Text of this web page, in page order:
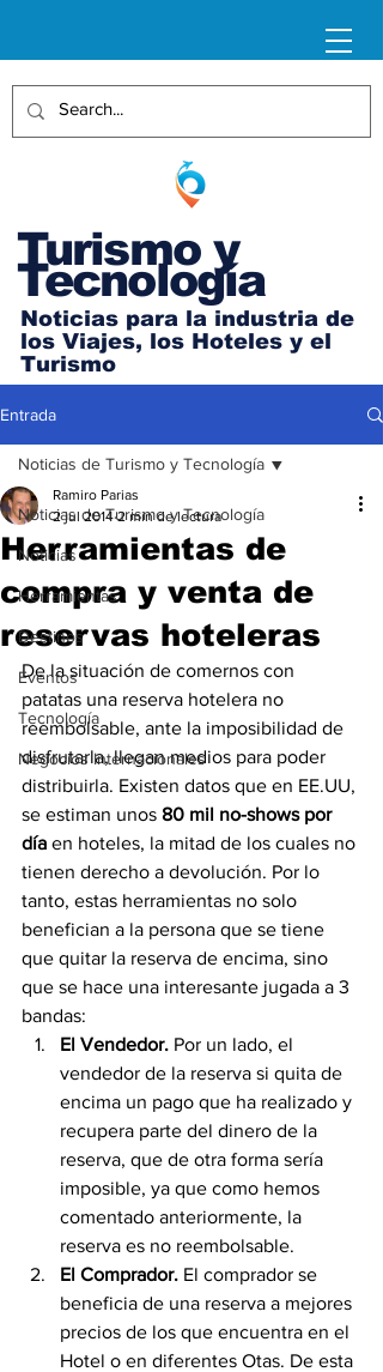
Turismo y
Tecnología
Noticias para la industria de
los Viajes, los Hoteles y el
Turismo
Entrada
Noticias de Turismo y Tecnología
Noticias
Herramientas
Destinos
Eventos
Tecnología
Negocios Internacionales
Noticias de Turismo y Tecnología
Herramientas de
compra y venta de
reservas hoteleras
Ramiro Parias
2 jul 2014 2 min de lectura
De la situación de comernos con
patatas una reserva hotelera no
reembolsable, ante la imposibilidad de
disfrutarla, llegan medios para poder
distribuirla. Existen datos que en EE.UU,
se estiman unos 80 mil no-shows por
día en hoteles, la mitad de los cuales no
tienen derecho a devolución. Por lo
tanto, estas herramientas no solo
benefician a la persona que se tiene
que quitar la reserva de encima, sino
que se hace una interesante jugada a 3
bandas:
El Vendedor. Por un lado, el
vendedor de la reserva si quita de
encima un pago que ha realizado y
recupera parte del dinero de la
reserva, que de otra forma sería
imposible, ya que como hemos
comentado anteriormente, la
reserva es no reembolsable.
El Comprador. El comprador se
beneficia de una reserva a mejores
precios de los que encuentra en el
Hotel o en diferentes Otas. De esta